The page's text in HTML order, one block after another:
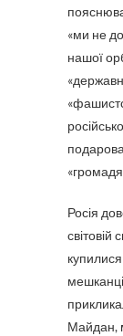
«ми не
нашої
Росія
світовій
Майдан,